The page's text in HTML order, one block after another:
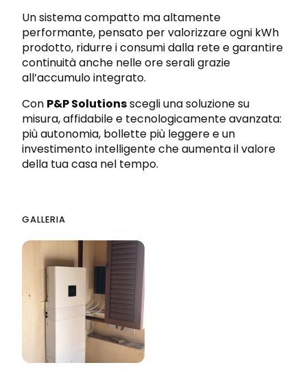
Un sistema compatto ma altamente
performante, pensato per valorizzare ogni kWh
prodotto, ridurre i consumi dalla rete e garantire
continuità anche nelle ore serali grazie
all’accumulo integrato.
Con P&P Solutionsscegli una soluzione su
misura, affidabile e tecnologicamente avanzata:
più autonomia, bollette più leggere e un
investimento intelligente che aumenta il valore
della tua casa nel tempo.
GALLERIA